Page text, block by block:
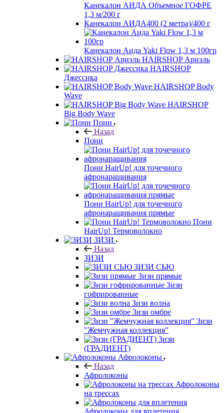
Канекалон АИДА Объемное ГОФРЕ
1,3 м/200 г
Канекалон АИДА400 (2 метра)/400 г
Канекалон Аида Yaki Flow 1,3 м 100гр
HAIRSHOP Ариэль
HAIRSHOP
Джессика
HAIRSHOP Body
Wave
HAIRSHOP
Big Body Wave
Пони
Назад
Пони
Пони HairUp! для точечного
афронаращивания
Пони HairUp! для точечного
афронаращивания прямые
Пони
HairUp! Термоволокно
ЗИЗИ
Назад
ЗИЗИ
ЗИЗИ СЬЮ
Зизи прямые
Зизи
гофрированные
Зизи волна
Зизи омбре
Зизи
"Жемчужная коллекция"
Зизи
(ГРАДИЕНТ)
Афролоконы
Назад
Афролоконы
Афролоконы
на трессах
Афролоконы для вплетения